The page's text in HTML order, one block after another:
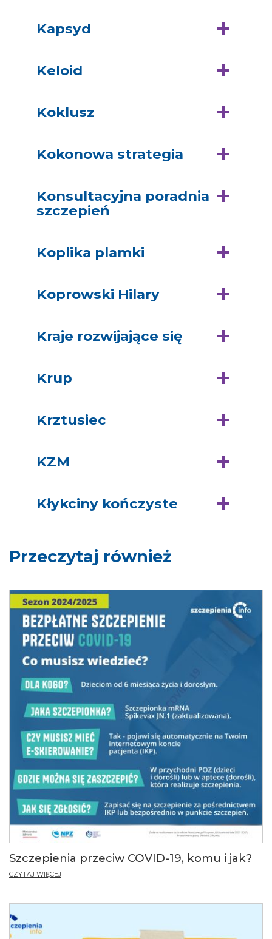
Kapsyd
Keloid
Koklusz
Kokonowa strategia
Konsultacyjna poradnia
szczepień
Koplika plamki
Koprowski Hilary
Kraje rozwijające się
Krup
Krztusiec
KZM
Kłykciny kończyste
Przeczytaj również
Szczepienia przeciw COVID-19, komu i jak?
CZYTAJ WIĘCEJ